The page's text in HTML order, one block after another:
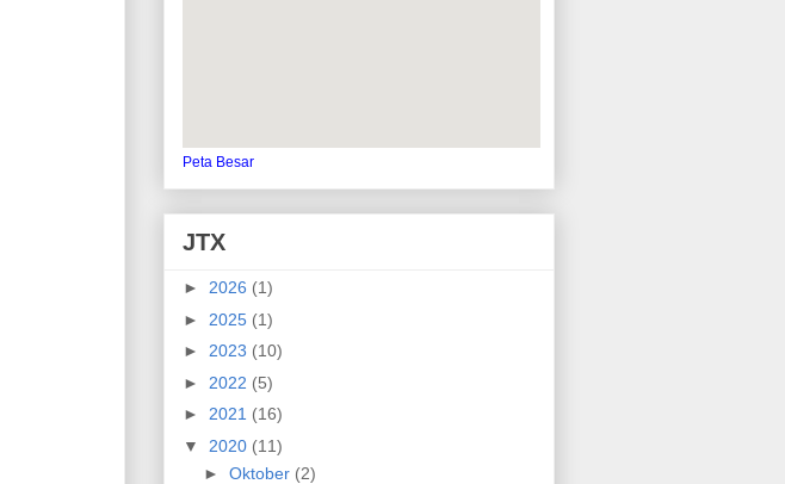
Peta Besar
JTX
► 2026 (1)
► 2025 (1)
► 2023 (10)
► 2022 (5)
► 2021 (16)
▼ 2020 (11)
► Oktober (2)